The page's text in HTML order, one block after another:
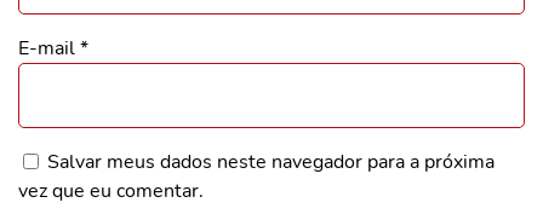
E-mail*
Salvar meus dados neste navegador para a próxima
vez que eu comentar.